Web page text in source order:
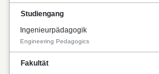
Studiengang
Ingenieurpädagogik
Engineering Pedagogics
Fakultät